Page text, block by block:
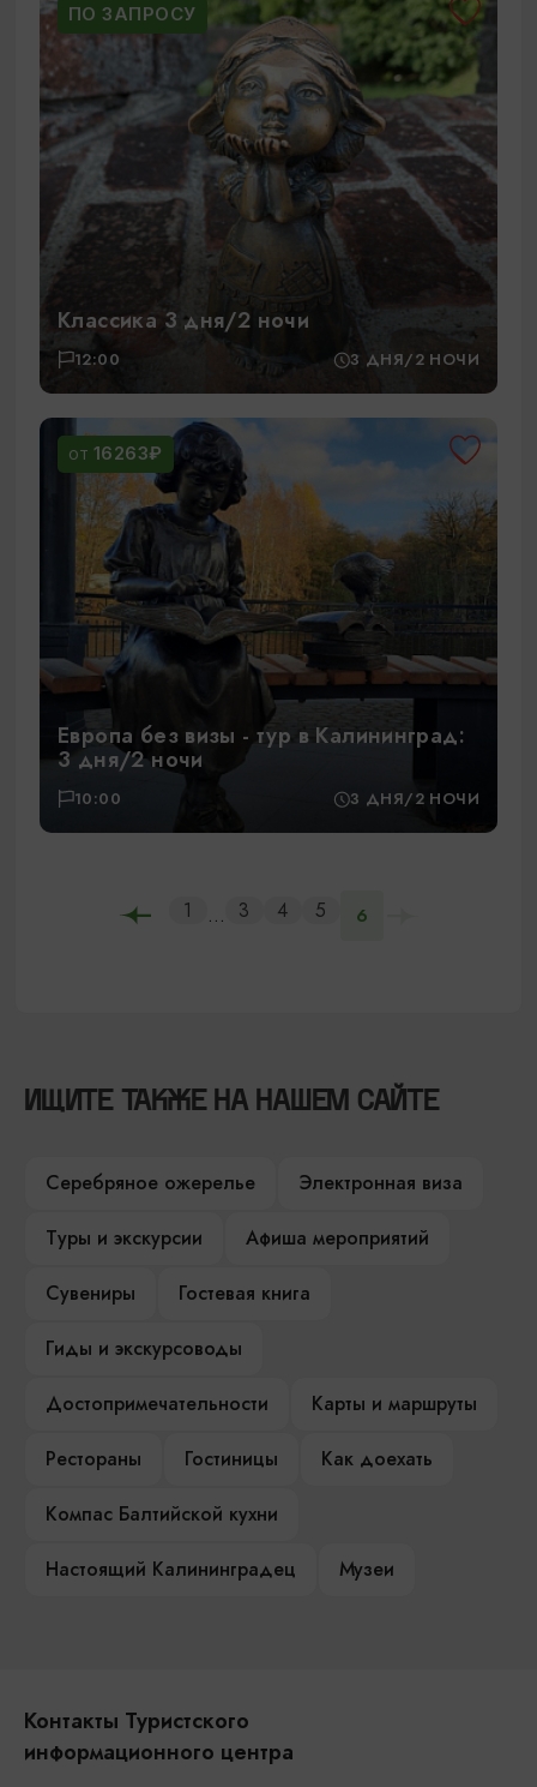
ПО ЗАПРОСУ
Классика 3 дня/2 ночи
12:00 3 ДНЯ/2 НОЧИ
ОТ 16263₽
Европа без визы - тур в Калининград:
3 дня/2 ночи
10:00 3 ДНЯ/2 НОЧИ
1 ... 3 4 5 6
ИЩИТЕ ТАКЖЕ НА НАШЕМ САЙТЕ
Серебряное ожерелье
Электронная виза
Туры и экскурсии
Афиша мероприятий
Сувениры
Гостевая книга
Гиды и экскурсоводы
Достопримечательности
Карты и маршруты
Рестораны
Гостиницы
Как доехать
Компас Балтийской кухни
Настоящий Калининградец
Музеи
Контакты Туристского
информационного центра